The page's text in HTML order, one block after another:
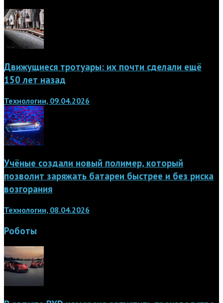
Движущиеся тротуары: их почти сделали ещё
150 лет назад
Технологии, 09.04.2026
Учёные создали новый полимер, который
позволит заряжать батареи быстрее и без риска
возгорания
Технологии, 08.04.2026
Роботы